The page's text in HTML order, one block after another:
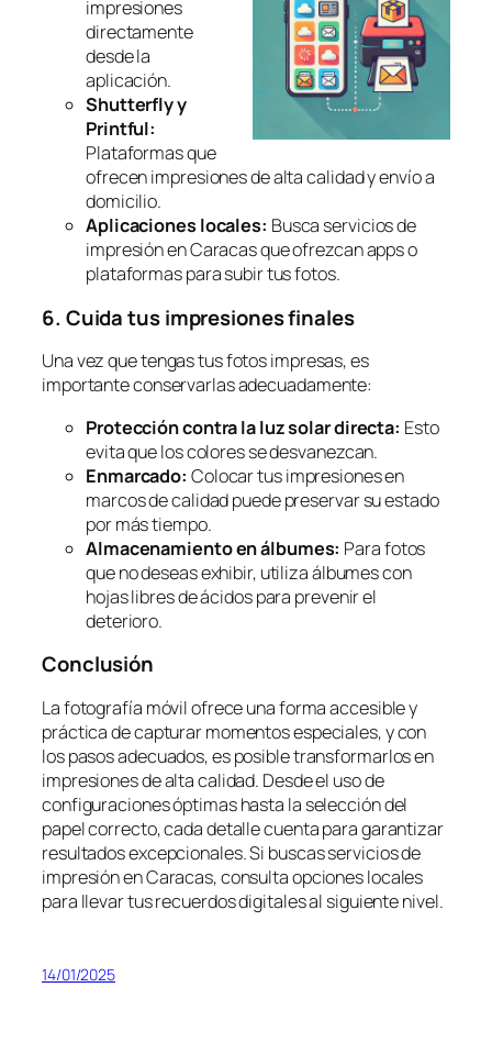
impresiones
directamente
desde la
aplicación.
Shutterfly y
Printful:
Plataformas que
ofrecen impresiones de alta calidad y envío a
domicilio.
Aplicaciones locales: Busca servicios de
impresión en Caracas que ofrezcan apps o
plataformas para subir tus fotos.
6. Cuida tus impresiones finales
Una vez que tengas tus fotos impresas, es
importante conservarlas adecuadamente:
Protección contra la luz solar directa: Esto
evita que los colores se desvanezcan.
Enmarcado: Colocar tus impresiones en
marcos de calidad puede preservar su estado
por más tiempo.
Almacenamiento en álbumes: Para fotos
que no deseas exhibir, utiliza álbumes con
hojas libres de ácidos para prevenir el
deterioro.
Conclusión
La fotografía móvil ofrece una forma accesible y
práctica de capturar momentos especiales, y con
los pasos adecuados, es posible transformarlos en
impresiones de alta calidad. Desde el uso de
configuraciones óptimas hasta la selección del
papel correcto, cada detalle cuenta para garantizar
resultados excepcionales. Si buscas servicios de
impresión en Caracas, consulta opciones locales
para llevar tus recuerdos digitales al siguiente nivel.
14/01/2025